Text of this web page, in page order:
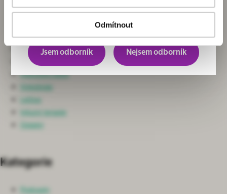
Odmítnout
Chirurgie
Neurochirurgie a Spondylochirurgie
Ortopedie
Nefrologie
Ošetřovatelská péče
Intenzivní péče
Onkologie
Léčiva
Infuzní terapie
Ostatní
Kategorie
Podcasty
převážně pro odborníky.
Jsem odborník Nejsem odborník